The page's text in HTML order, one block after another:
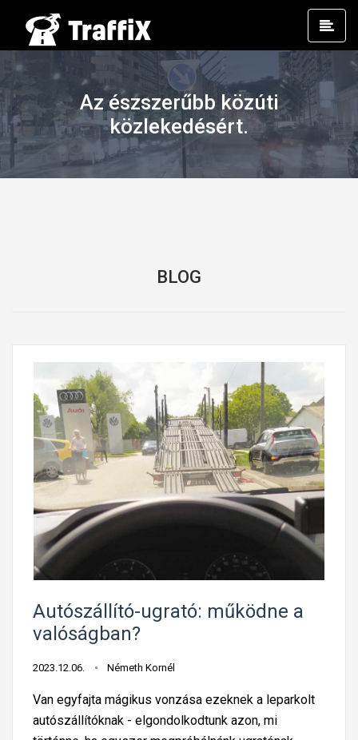
Az észszerűbb közúti
közlekedésért.
BLOG
Autószállító-ugrató: működne a
valóságban?
2023.12.06. Németh Kornél
Van egyfajta mágikus vonzása ezeknek a leparkolt
autószállítóknak - elgondolkodtunk azon, mi